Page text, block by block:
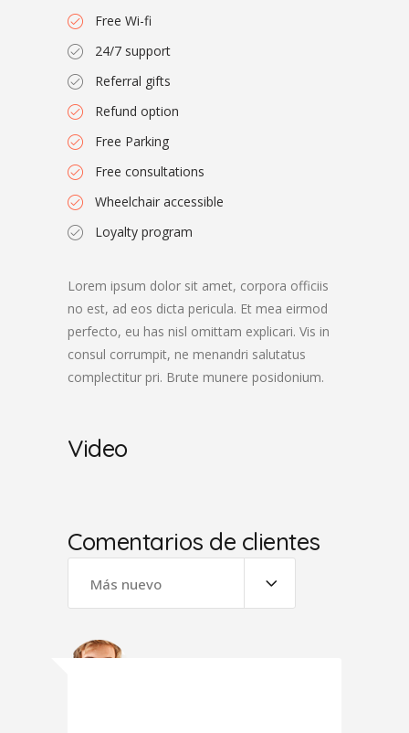
Free Wi-fi
24/7 support
Referral gifts
Refund option
Free Parking
Free consultations
Wheelchair accessible
Loyalty program
Lorem ipsum dolor sit amet, corpora officiis
no est, ad eos dicta pericula. Et mea eirmod
perfecto, eu has nisl omittam explicari. Vis in
consul corrumpit, ne menandri salutatus
complectitur pri. Brute munere posidonium.
Video
Comentarios de clientes
Más nuevo